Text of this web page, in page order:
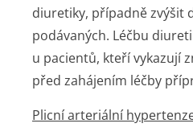
diuretiky, případně zvýšit
podávaných. Léčbu
u pacientů, kteří vykazují
před zahájením léčby
Plicní arteriální